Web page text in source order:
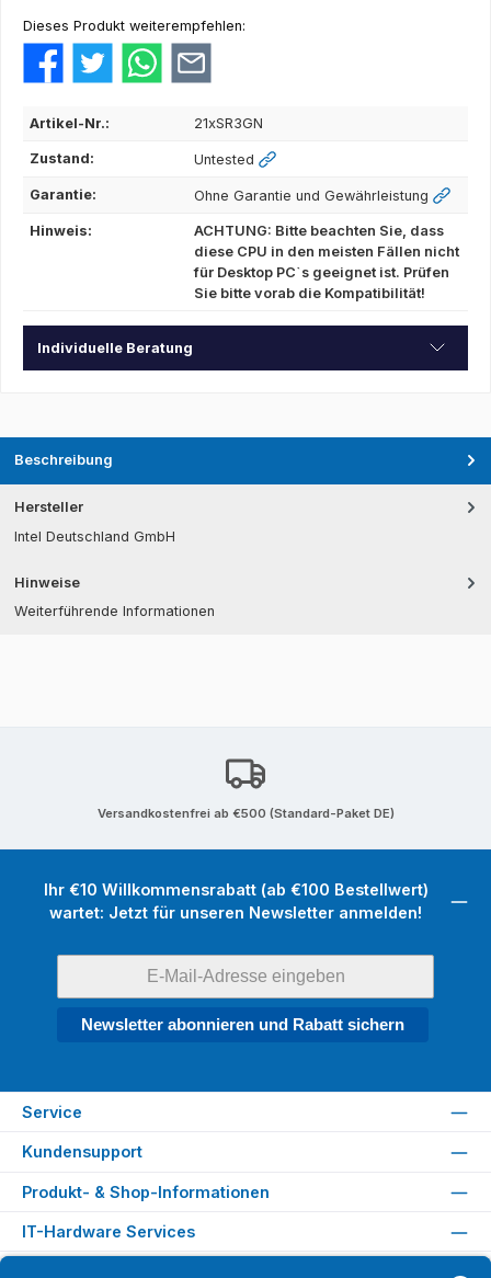
Dieses Produkt weiterempfehlen:
Artikel-Nr.: 21xSR3GN
Zustand: Untested
Garantie: Ohne Garantie und Gewährleistung
Hinweis:
ACHTUNG: Bitte beachten Sie, dass
diese CPU in den meisten Fällen nicht
für Desktop PC`s geeignet ist. Prüfen
Sie bitte vorab die Kompatibilität!
Individuelle Beratung
Beschreibung
Hersteller
Intel Deutschland GmbH
Hinweise
Weiterführende Informationen
Versandkostenfrei ab €500 (Standard-Paket DE)
Ihr €10 Willkommensrabatt (ab €100 Bestellwert)
wartet: Jetzt für unseren Newsletter anmelden!
Newsletter abonnieren und Rabatt sichern
Service
Kundensupport
Produkt- & Shop-Informationen
IT-Hardware Services